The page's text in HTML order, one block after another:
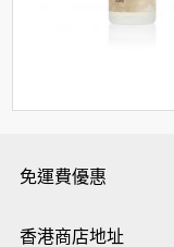
免運費優惠
香港商店地址